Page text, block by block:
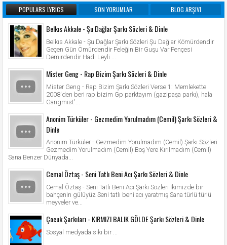
POPULARS LYRICS SON YORUMLAR BLOG ARŞIVI
Belkıs Akkale - Şu Dağlar Şarkı Sözleri & Dinle
Belkıs Akkale - Şu Dağlar Şarkı Sözleri Şu Dağlar Kömürdendir
Geçen Gün Ömürdendir Feleğin Bir Guşu Var Pençesi
Demirdendir Hadi Leyli ...
Mister Geng - Rap Bizim Şarkı Sözleri & Dinle
Mister Geng - Rap Bizim Şarkı Sözleri Verse 1: Memlekette
2008'den beri rap bizim Gp parktayım (gazipaşa parkı), hala
Gangmist'...
Anonim Türküler - Gezmedim Yorulmadım (Cemil) Şarkı Sözleri &
Dinle
Anonim Türküler - Gezmedim Yorulmadım (Cemil) Şarkı Sözleri
Gezmedim Yorulmadım (Cemil) Boş Yere Kırılmadım (Cemil)
Sana Benzer Dünyada...
Cemal Öztaş - Seni Tatlı Beni Acı Şarkı Sözleri & Dinle
Cemal Öztaş - Seni Tatlı Beni Acı Şarkı Sözleri İkimizde bir
bahçenin gülüyüz Seni tatlı beni acı yaratmış Sana türlü türlü
meyveler ve...
Çocuk Şarkıları - KIRMIZI BALIK GÖLDE Şarkı Sözleri & Dinle
Sosyal medyada sıkı bir ...